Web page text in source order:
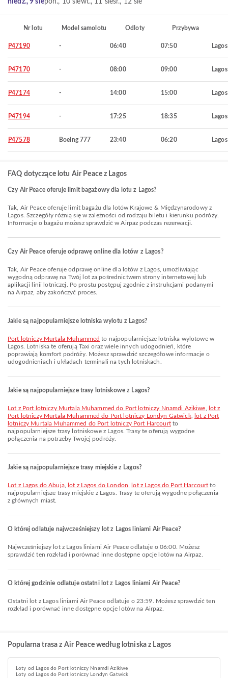
niedz., 9 siepon., 10 siewt., 11 sieśr., 12 sie
Nr lotu Model samolotu Odloty Przybywa
P47190 - 06:40 07:50 Lagos
P47170 - 08:00 09:00 Lagos
P47174 - 14:00 15:00 Lagos
P47194 - 17:25 18:35 Lagos
P47578 Boeing 777 23:40 06:20 Lagos
FAQ dotyczące lotu Air Peace z Lagos
Czy Air Peace oferuje limit bagażowy dla lotu z Lagos?
Tak, Air Peace oferuje limit bagażu dla lotów Krajowe & Międzynarodowy z
Lagos. Szczegóły różnią się w zależności od rodzaju biletu i kierunku podróży.
Informacje o bagażu możesz sprawdzić w Airpaz podczas rezerwacji.
Czy Air Peace oferuje odprawę online dla lotów z Lagos?
Tak, Air Peace oferuje odprawę online dla lotów z Lagos, umożliwiając
wygodną odprawę na Twój lot za pośrednictwem strony internetowej lub
aplikacji linii lotniczej. Po prostu postępuj zgodnie z instrukcjami podanymi
na Airpaz, aby zakończyć proces.
Jakie są najpopularniejsze lotniska wylotu z Lagos?
Port lotniczy Murtala Muhammed to najpopularniejsze lotniska wylotowe w
Lagos. Lotniska te oferują Taxi oraz wiele innych udogodnień, które
poprawiają komfort podróży. Możesz sprawdzić szczegółowe informacje o
udogodnieniach i układach terminali na tych lotniskach.
Jakie są najpopularniejsze trasy lotniskowe z Lagos?
lot z Port lotniczy Murtala Muhammed do Port lotniczy Nnamdi Azikiwe
lot z
Port lotniczy Murtala Muhammed do Port lotniczy Londyn Gatwick,
lot z Port
lotniczy Murtala Muhammed do Port lotniczy Port Harcourtto
najpopularniejsze trasy lotniskowe z Lagos. Trasy te oferują wygodne
połączenia na potrzeby Twojej podróży.
Jakie są najpopularniejsze trasy miejskie z Lagos?
lot z Lagos do Abuja, lot z Lagos do London lot z Lagos do Port Harcourt to
najpopularniejsze trasy miejskie z Lagos. Trasy te oferują wygodne połączenia
z głównych miast.
O której odlatuje najwcześniejszy lot z Lagos liniami Air Peace?
Najwcześniejszy lot z Lagos liniami Air Peace odlatuje o 06:00. Możesz
sprawdzić ten rozkład i porównać inne dostępne opcje lotów na Airpaz.
O której godzinie odlatuje ostatni lot z Lagos liniami Air Peace?
Ostatni lot z Lagos liniami Air Peace odlatuje o 23:59. Możesz sprawdzić ten
rozkład i porównać inne dostępne opcje lotów na Airpaz.
Popularna trasa z Air Peace według lotniska z Lagos
Loty od Lagos do Port lotniczy Nnamdi Azikiwe
Loty od Lagos do Port lotniczy Londyn Gatwick